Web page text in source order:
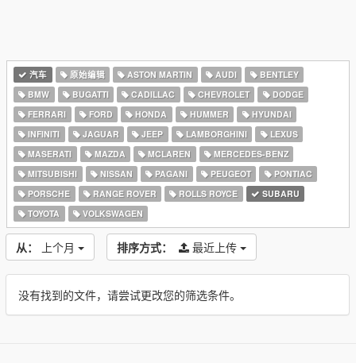
汽车 原始编辑 ASTON MARTIN AUDI
BENTLEY
BMW
BUGATTI CADILLAC CHEVROLET
DODGE
FERRARI
FORD HONDA HUMMER
HYUNDAI
INFINITI
JAGUAR JEEP LAMBORGHINI
LEXUS
MASERATI
MAZDA MCLAREN
MERCEDES-BENZ
MITSUBISHI
NISSAN PAGANI PEUGEOT
PONTIAC
PORSCHE
RANGE ROVER ROLLS ROYCE
SUBARU
TOYOTA
VOLKSWAGEN
从： 上个月 排序方式： 最近上传
没有找到的文件，请尝试更改您的筛选条件。